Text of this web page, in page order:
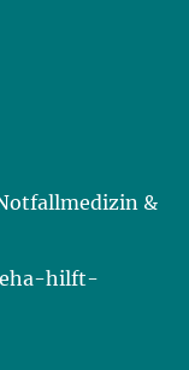
&
hilft-